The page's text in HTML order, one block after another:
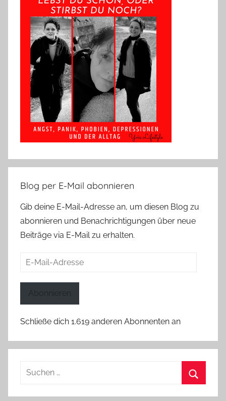
Blog per E-Mail abonnieren
Gib deine E-Mail-Adresse an, um diesen Blog zu
abonnieren und Benachrichtigungen über neue
Beiträge via E-Mail zu erhalten.
E-
Abonnieren
Schließe dich 1.619 anderen Abonnenten an
Suchen